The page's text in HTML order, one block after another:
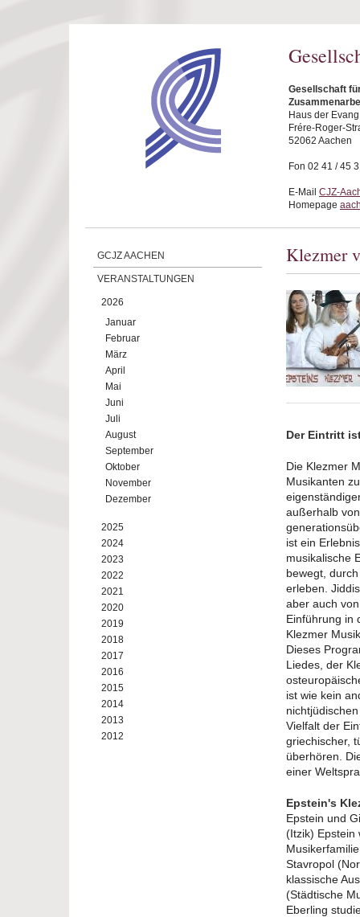
Gesellschaft
Haus der
Frére-Roger-
52062 Aachen
Fon 02 41 / 45
E-Mail CJZ-
Homepage
GCJZ AACHEN
VERANSTALTUNGEN
2026
Januar
Februar
März
April
Mai
Juni
Juli
August
September
Oktober
November
Dezember
2025
2024
2023
2022
2021
2020
2019
2018
2017
2016
2015
2014
2013
2012
Klezmer
Der Eintritt
Die Klezmer
Musikanten
außerhalb
ist ein
musikalische
bewegt,
erleben.
aber auch
Einführung in
Klezmer
Dieses
Liedes, der
ist wie kein
Vielfalt der
griechischer,
überhören.
einer
Epstein's
Epstein und
(Itzik) Epstein
Stavropol
klassische
(Städtische
Eberling